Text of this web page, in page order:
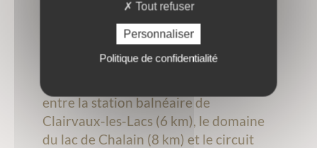
La Sirène” et “Le
Drouvenant” sont idéalement situés au
entre la station balnéaire de
Clairvaux-les-Lacs (6 km), le domaine
du lac de Chalain (8 km) et le circuit
Tout refuser
Personnaliser
Politique de confidentialité